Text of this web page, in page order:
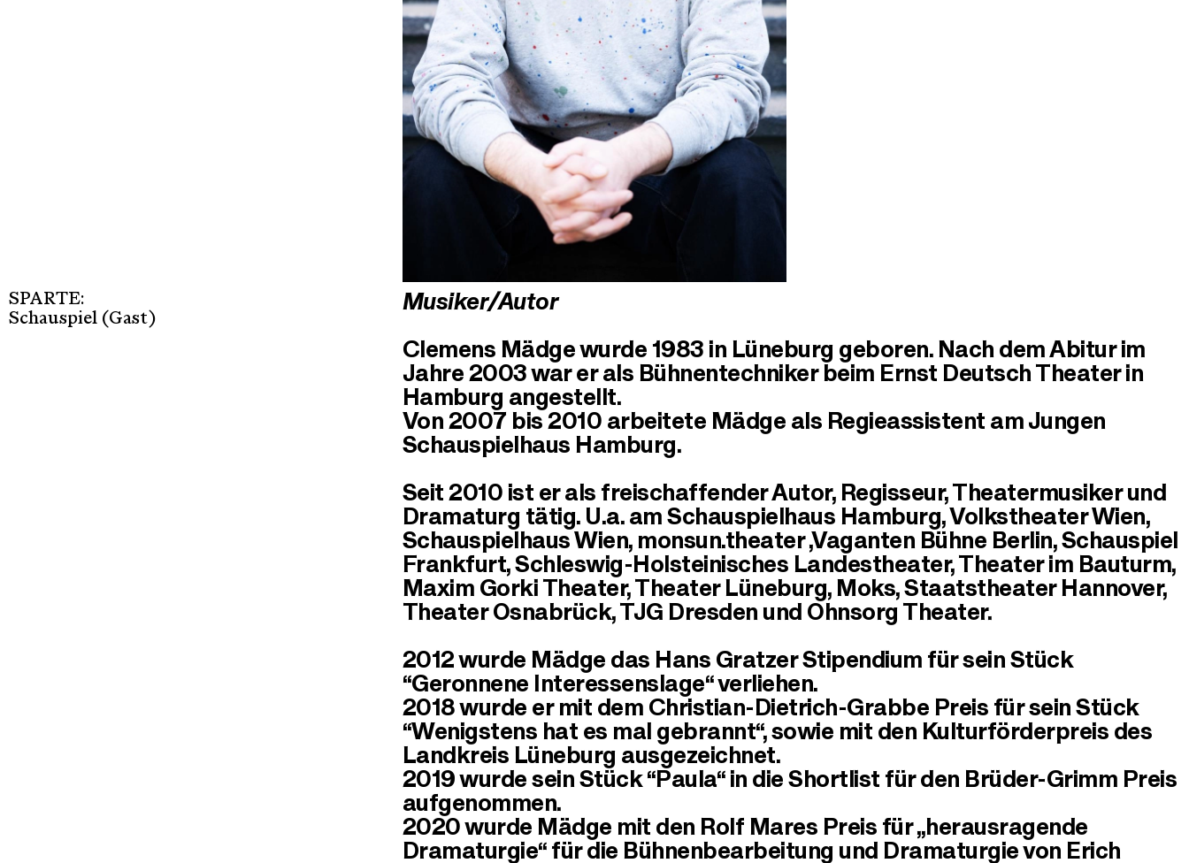
SPARTE:
Schauspiel (Gast)
Musiker/Autor
Clemens Mädge wurde 1983 in Lüneburg geboren. Nach dem Abitur im
Jahre 2003 war er als Bühnentechniker beim Ernst Deutsch Theater in
Hamburg angestellt.
Von 2007 bis 2010 arbeitete Mädge als Regieassistent am Jungen
Schauspielhaus Hamburg.
Seit 2010 ist er als freischaffender Autor, Regisseur, Theatermusiker und
Dramaturg tätig. U.a. am Schauspielhaus Hamburg, Volkstheater Wien,
Schauspielhaus Wien, monsun.theater ,Vaganten Bühne Berlin, Schauspiel
Frankfurt, Schleswig-Holsteinisches Landestheater, Theater im Bauturm,
Maxim Gorki Theater, Theater Lüneburg, Moks, Staatstheater Hannover,
Theater Osnabrück, TJG Dresden und Ohnsorg Theater.
2012 wurde Mädge das Hans Gratzer Stipendium für sein Stück
“Geronnene Interessenslage“ verliehen.
2018 wurde er mit dem Christian-Dietrich-Grabbe Preis für sein Stück
“Wenigstens hat es mal gebrannt“, sowie mit den Kulturförderpreis des
Landkreis Lüneburg ausgezeichnet.
2019 wurde sein Stück “Paula“ in die Shortlist für den Brüder-Grimm Preis
aufgenommen.
2020 wurde Mädge mit den Rolf Mares Preis für „herausragende
Dramaturgie“ für die Bühnenbearbeitung und Dramaturgie von Erich